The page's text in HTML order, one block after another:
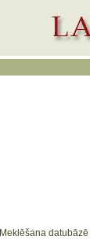
Meklēšana datubāzē